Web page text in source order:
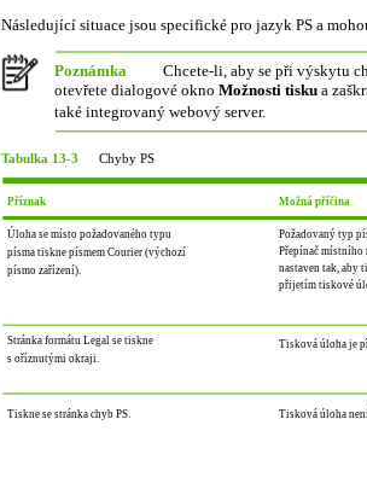
Následující situace jsou specifické pro jazyk PS a
Poznámka
Chcete-li, aby se při výskytu
otevřete dialogové okno Možnosti tisku a
také integrovaný webový server.
Tabulka 13-3 Chyby PS
Příznak Možná příčina
Úloha se místo požadovaného typu
písma tiskne písmem Courier (výchozí
písmo zařízení).
Požadovaný typ
Přepínač místního
nastaven tak, aby
přijetím tiskové
Stránka formátu Legal se tiskne
s oříznutými okraji.
Tisková úloha je
Tiskne se stránka chyb PS. Tisková úloha